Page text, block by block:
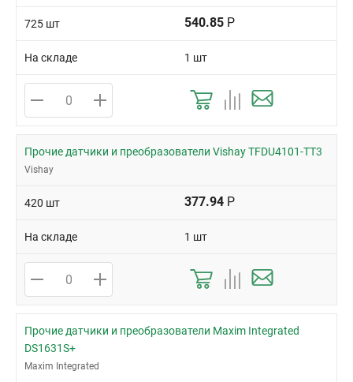
725 шт 540.85 Р
На складе 1 шт
Прочие датчики и преобразователи Vishay TFDU4101-TT3
Vishay
420 шт 377.94 Р
На складе 1 шт
Прочие датчики и преобразователи Maxim Integrated
DS1631S+
Maxim Integrated